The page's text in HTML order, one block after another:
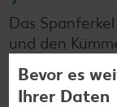
Das
und den
Bevor es
Ihrer Daten